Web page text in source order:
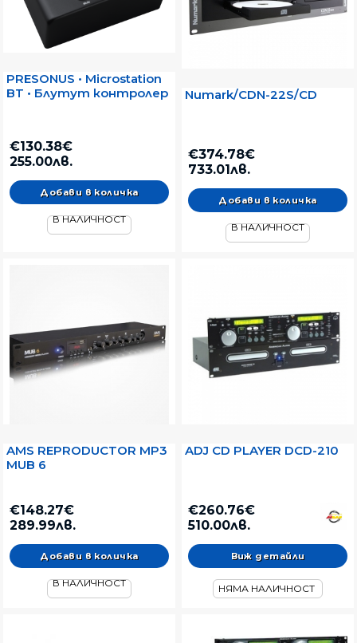
PRESONUS • Microstation
BT • Блутут контролер
€130.38€
255.00лв.
В НАЛИЧНОСТ
Numark/CDN-22S/CD
€374.78€
733.01лв.
В НАЛИЧНОСТ
AMS REPRODUCTOR MP3
MUB 6
€148.27€
289.99лв.
В НАЛИЧНОСТ
ADJ CD PLAYER DCD-210
€260.76€
510.00лв.
Виж детайли
НЯМА НАЛИЧНОСТ